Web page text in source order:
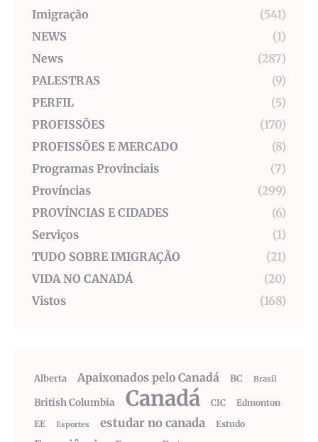
Imigração
(541)
NEWS
(1)
News
(287)
PALESTRAS
(9)
PERFIL
(5)
PROFISSÕES
(170)
PROFISSÕES E MERCADO
(8)
Programas Provinciais
(7)
Províncias
(299)
PROVÍNCIAS E CIDADES
(6)
Serviços
(1)
TUDO SOBRE IMIGRAÇÃO
(21)
VIDA NO CANADÁ
(20)
Vistos
(168)
Alberta Apaixonados pelo Canadá BC Brasil
British Columbia Canadá CIC
Edmonton
EE
Esportes estudar no canada Estudo